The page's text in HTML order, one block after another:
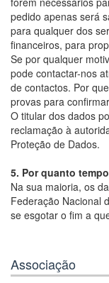
pedido apenas será
para qualquer dos
financeiros, para
Se por qualquer
pode contactar-nos
de contactos. Por
provas para
O titular dos dados
reclamação à
Proteção de Dados.
5. Por quanto
Na sua maioria, os
Federação Nacional
se esgotar o fim a
Associação